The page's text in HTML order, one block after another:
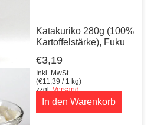
Katakuriko 280g (100%
Kartoffelstärke), Fuku
€3,19
Inkl. MwSt.
(€11,39 / 1 kg)
zzgl.Versand
In den Warenkorb